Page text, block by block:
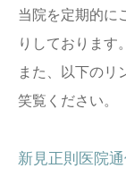
当院を定期的に
りしております。
また、以下のリ
笑覧ください。
新見正則医院